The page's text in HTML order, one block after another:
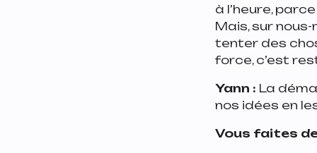
à l’heure,
Mais, sur
tenter des
force, c’est
Yann : La
nos idées en
Vous faites